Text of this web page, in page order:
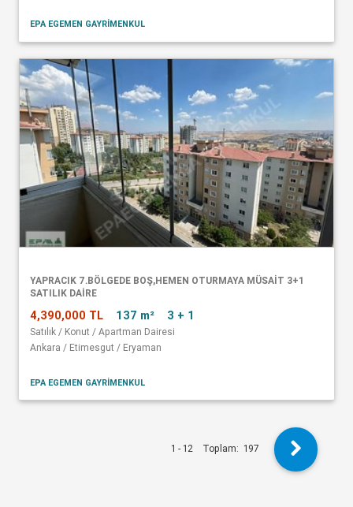
EPA EGEMEN GAYRİMENKUL
YAPRACIK 7.BÖLGEDE BOŞ,HEMEN OTURMAYA MÜSAİT 3+1
SATILIK DAİRE
4,390,000 TL 137 m² 3 + 1
Satılık / Konut / Apartman Dairesi
Ankara / Etimesgut / Eryaman
EPA EGEMEN GAYRİMENKUL
1 - 12 Toplam: 197